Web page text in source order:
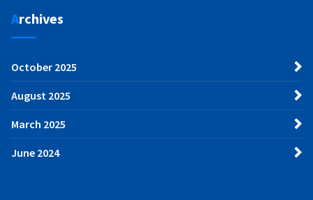
Archives
October 2025
August 2025
March 2025
June 2024